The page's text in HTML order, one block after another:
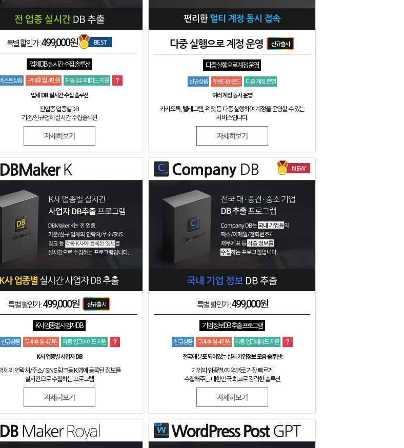
특별 할인가 :499,000원 BEST
업체 DB 실시간 수집 솔루션
베스트상품 구매후 월 4만원 자동 업그레이드 지원
업체 DB 실시간 수집 솔루션
전업종 업종별DB
기존/신규업체 실시간 수집솔루션
자세히보기
다중 실행으로 계정 운영
다중 실행으로 계정 운영
신규상품 무료다운로드
다중 계정 운영
여러 계정 동시 운영
카카오톡, 텔레그램, 위챗 등 다중 실행하여 계정을 운영할 수 있는
서비스입니다.
자세히보기
특별 할인가 :499,000원
K사 업종별 사업자 DB
신규상품 구매후 월 4만원 자동 업그레이드 지원
K사 업종별 사업자 DB
체의 연락처/주소/ SNS링크등 K맵에 등록된 정보를
실시간으로 수집하는 프로그램
자세히보기
NEW
특별 할인가 :499,000원
기업 정보 DB 추출 프로그램
신규상품 구매후 월 4만원 자동 업그레이드 지원
전국에 분포 되어있는 실제 기업정보 모음 솔루션!
기업의 업종별/지역별로 가장 빠르게
수집해주는 대한민국 최고로 강력한 솔루션
자세히보기